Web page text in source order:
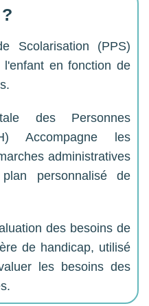
Scolarisation (PPS)
en fonction de
des Personnes
Accompagne les
administratives
personnalisé de
des besoins de
de handicap, utilisé
les besoins des